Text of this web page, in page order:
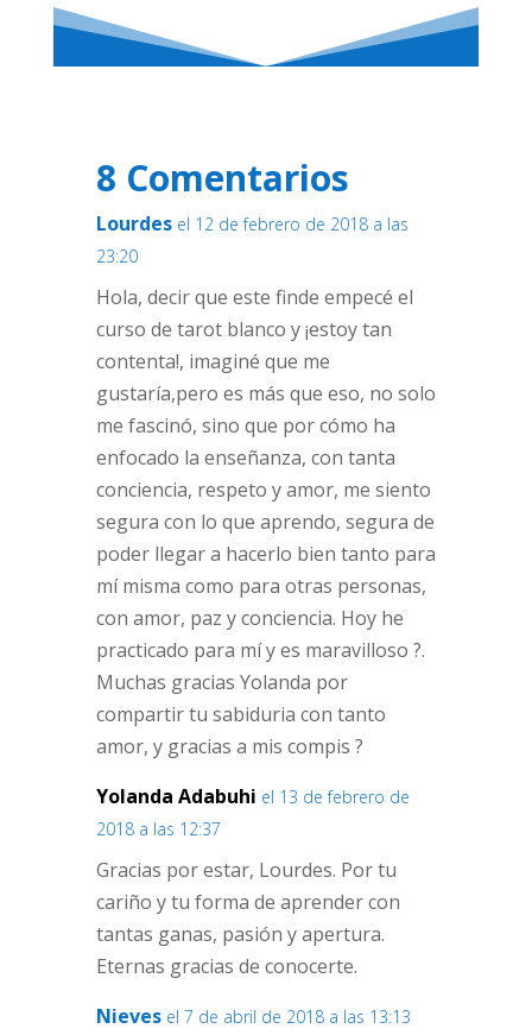
8 Comentarios
Lourdes el 12 de febrero de 2018 a las
23:20
Hola, decir que este finde empecé el
curso de tarot blanco y ¡estoy tan
contenta!, imaginé que me
gustaría,pero es más que eso, no solo
me fascinó, sino que por cómo ha
enfocado la enseñanza, con tanta
conciencia, respeto y amor, me siento
segura con lo que aprendo, segura de
poder llegar a hacerlo bien tanto para
mí misma como para otras personas,
con amor, paz y conciencia. Hoy he
practicado para mí y es maravilloso ?.
Muchas gracias Yolanda por
compartir tu sabiduria con tanto
amor, y gracias a mis compis ?
Yolanda Adabuhi el 13 de febrero de
2018 a las 12:37
Gracias por estar, Lourdes. Por tu
cariño y tu forma de aprender con
tantas ganas, pasión y apertura.
Eternas gracias de conocerte.
Nieves el 7 de abril de 2018 a las 13:13